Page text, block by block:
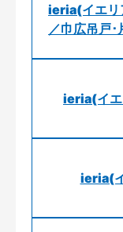
ieria(イエリ
／巾広吊戸･
ieria(イエ
ieria(